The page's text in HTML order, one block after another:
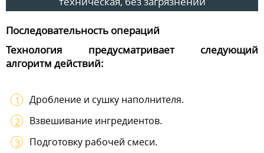
Последовательность операций
Технология предусматривает следующий
алгоритм действий:
Дробление и сушку наполнителя.
Взвешивание ингредиентов.
Подготовку рабочей смеси.